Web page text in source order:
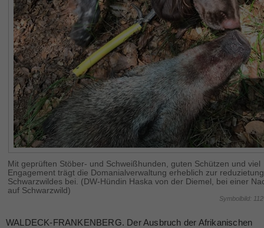
Mit geprüften Stöber- und Schweißhunden, guten Schützen und viel
Engagement trägt die Domanialverwaltung erheblich zur
Schwarzwildes bei. (DW-Hündin Haska von der Diemel, bei einer
auf Schwarzwild)
Symbolbild:
WALDECK-FRANKENBERG. Der Ausbruch der Afrikanischen